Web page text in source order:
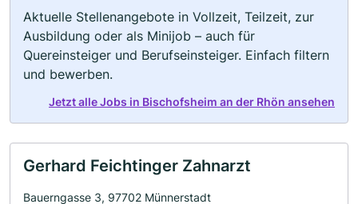
Aktuelle Stellenangebote in Vollzeit, Teilzeit, zur
Ausbildung oder als Minijob – auch für
Quereinsteiger und Berufseinsteiger. Einfach filtern
und bewerben.
Jetzt alle Jobs in Bischofsheim an der Rhön ansehen
Gerhard Feichtinger Zahnarzt
Bauerngasse 3, 97702 Münnerstadt